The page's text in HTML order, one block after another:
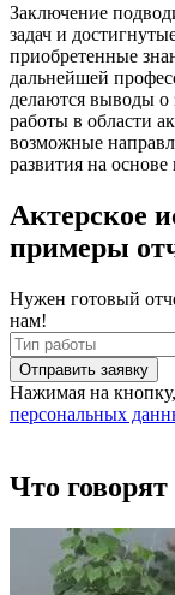
Заключение
задач и
приобретенные
дальнейшей
делаются выводы о
работы в области
возможные
развития на основе
Актерское
примеры
Нужен готовый
нам!
Отправить заявку
Нажимая на кнопку,
персональных
Что